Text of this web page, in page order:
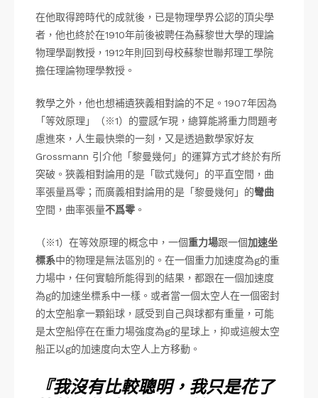
在他取得跨時代的成就後，已是物理學界公認的頂尖學
者，他也終於在1910年前後被聘任為蘇黎世大學的理論
物理學副教授，1912年則回到母校蘇黎世聯邦理工學院
擔任理論物理學教授。
教學之外，他也想補遺狹義相對論的不足。1907年因為
「等效原理」（※1）的靈感乍現，總算能將重力問題考
慮進來，人生最快樂的一刻，又是透過數學家好友
Grossmann 引介他「黎曼幾何」的運算方式才終於有所
突破。狹義相對論用的是「歐式幾何」的平直空間，曲
率張量爲零；而廣義相對論用的是「黎曼幾何」的彎曲
空間，曲率張量不爲零 。
（※1）在等效原理的概念中，一個重力場跟一個加速坐
標系中的物理是無法區別的。在一個重力加速度為g的重
力場中，任何實驗所能得到的結果，都跟在一個加速度
為g的加速坐標系中一樣。或者當一個太空人在一個密封
的太空船拿一顆鉛球，感受到自己與球都有重量，可能
是太空船停在在重力場強度為g的星球上，抑或這艘太空
船正以g的加速度向太空人上方移動。
『我沒有比較聰明，我只是花了